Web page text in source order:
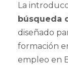
La
búsqueda
diseñado
formación
empleo en